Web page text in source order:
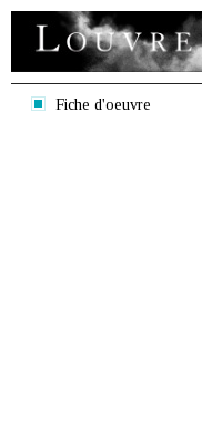
Fiche d'oeuvre